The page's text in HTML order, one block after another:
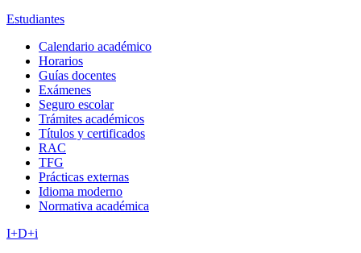
Estudiantes
Calendario académico
Horarios
Guías docentes
Exámenes
Seguro escolar
Trámites académicos
Títulos y certificados
RAC
TFG
Prácticas externas
Idioma moderno
Normativa académica
I+D+i